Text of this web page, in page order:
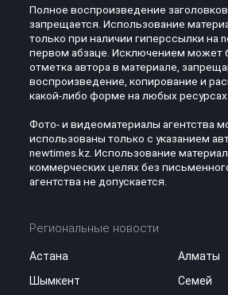
Полное воспроизведение заголовков
запрещается. Использование
только при наличии гиперссылки на
первом абзаце. Исключением может
отметка автора в материале,
воспроизведение, копирование и
какой-либо форме на любых ресурсах
Фото- и видеоматериалы агентства
использованы только с указанием
newtimes.kz. Использование
коммерческих целях без
агентства не допускается.
Региональные новости
Астана
Алматы
Шымкент
Семей